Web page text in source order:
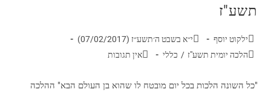
תשע"ז
ילקוט יוסף
י״א בשבט ה׳תשע״ז (07/02/2017)
הלכה יומית תשע"ז / כללי אין תגובות
"כל השונה הלכות בכל יום מובטח לו שהוא בן העולם הבא" ההלכה